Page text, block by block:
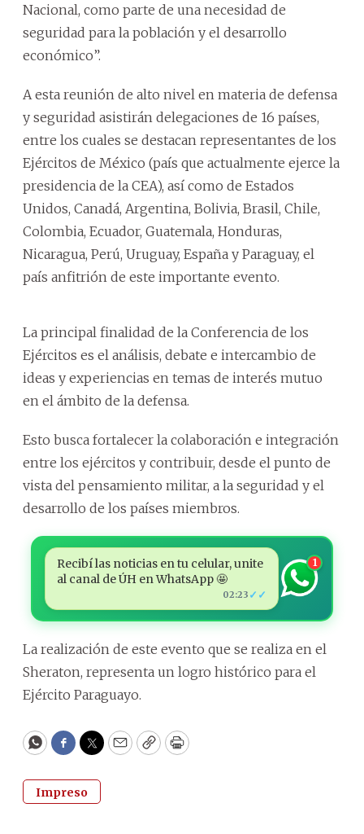
Nacional, como parte de una necesidad de
seguridad para la población y el desarrollo
económico”.
A esta reunión de alto nivel en materia de defensa
y seguridad asistirán delegaciones de 16 países,
entre los cuales se destacan representantes de los
Ejércitos de México (país que actualmente ejerce la
presidencia de la CEA), así como de Estados
Unidos, Canadá, Argentina, Bolivia, Brasil, Chile,
Colombia, Ecuador, Guatemala, Honduras,
Nicaragua, Perú, Uruguay, España y Paraguay, el
país anfitrión de este importante evento.
La principal finalidad de la Conferencia de los
Ejércitos es el análisis, debate e intercambio de
ideas y experiencias en temas de interés mutuo
en el ámbito de la defensa.
Esto busca fortalecer la colaboración e integración
entre los ejércitos y contribuir, desde el punto de
vista del pensamiento militar, a la seguridad y el
desarrollo de los países miembros.
Recibí las noticias en tu celular, unite
al canal de ÚH en WhatsApp 🤩
02:23 ✓✓
1
La realización de este evento que se realiza en el
Sheraton, representa un logro histórico para el
Ejército Paraguayo.
WhatsApp
Facebook
Twitter
EmailCopyPrint
Impreso